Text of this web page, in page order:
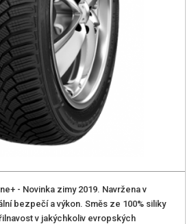
- Novinka zimy 2019. Navržena v
bezpečí a výkon. Směs ze 100% siliky
v jakýchkoliv evropských